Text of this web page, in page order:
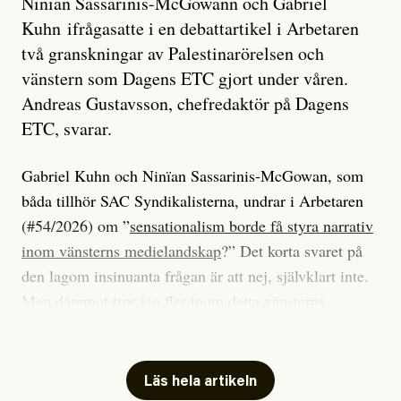
Kuhn ifrågasatte i en debattartikel i Arbetaren
två granskningar av Palestinarörelsen och
vänstern som Dagens ETC gjort under våren.
Andreas Gustavsson, chefredaktör på Dagens
ETC, svarar.
Gabriel Kuhn och Ninïan Sassarinis-McGowan, som
båda tillhör SAC Syndikalisterna, undrar i Arbetaren
(#54/2026) om ”sensationalism borde få styra narrativ
inom vänsterns medielandskap?” Det korta svaret på
den lagom insinuanta frågan är att nej, självklart inte.
Men däremot tror jag fler inom detta vänsterns
journalistik som vänder sig till många snarare än att
Läs hela artikeln